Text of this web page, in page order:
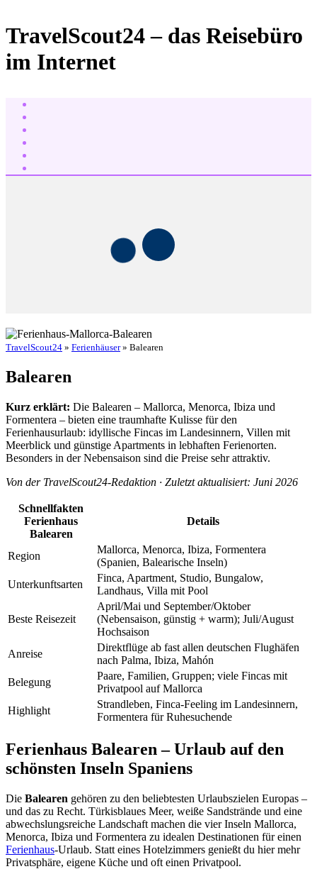
TravelScout24 – das Reisebüro
im Internet
TravelScout24 » Ferienhäuser» Balearen
Balearen
Kurz erklärt: Die Balearen – Mallorca, Menorca, Ibiza und
Formentera – bieten eine traumhafte Kulisse für den
Ferienhausurlaub: idyllische Fincas im Landesinnern, Villen mit
Meerblick und günstige Apartments in lebhaften Ferienorten.
Besonders in der Nebensaison sind die Preise sehr attraktiv.
Von der TravelScout24-Redaktion · Zuletzt aktualisiert: Juni 2026
Schnellfakten
Ferienhaus
Balearen
Details
Region
Mallorca, Menorca, Ibiza, Formentera
(Spanien, Balearische Inseln)
Unterkunftsarten
Finca, Apartment, Studio, Bungalow,
Landhaus, Villa mit Pool
Beste Reisezeit
April/Mai und September/Oktober
(Nebensaison, günstig + warm); Juli/August
Hochsaison
Anreise
Direktflüge ab fast allen deutschen Flughäfen
nach Palma, Ibiza, Mahón
Belegung
Paare, Familien, Gruppen; viele Fincas mit
Privatpool auf Mallorca
Highlight
Strandleben, Finca-Feeling im Landesinnern,
Formentera für Ruhesuchende
Ferienhaus Balearen – Urlaub auf den
schönsten Inseln Spaniens
Die Balearen gehören zu den beliebtesten Urlaubszielen Europas –
und das zu Recht. Türkisblaues Meer, weiße Sandstrände und eine
abwechslungsreiche Landschaft machen die vier Inseln Mallorca,
Menorca, Ibiza und Formentera zu idealen Destinationen für einen
Ferienhaus-Urlaub. Statt eines Hotelzimmers genießt du hier mehr
Privatsphäre, eigene Küche und oft einen Privatpool.